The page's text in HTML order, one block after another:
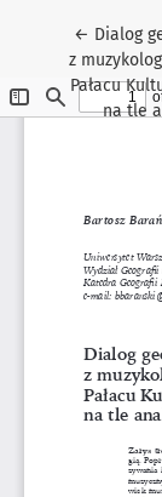
← Wróć do
Dialog
z
Pałacu
na tle